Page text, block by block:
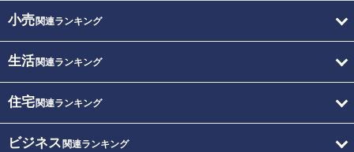
小売関連ランキング
生活関連ランキング
住宅関連ランキング
ビジネス 関連ランキング